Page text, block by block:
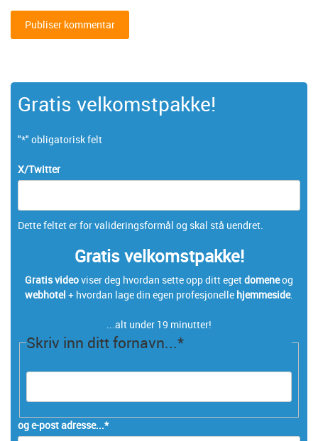
Gratis velkomstpakke!
"*" obligatorisk felt
X/Twitter
Dette feltet er for valideringsformål og skal stå uendret.
Gratis velkomstpakke!
Gratis videoviser deg hvordan sette opp ditt egetdomeneog
webhotel + hvordan lage din egen profesjonelle hjemmeside.
...alt under 19 minutter!
Skriv inn ditt fornavn...*
og e-post adresse...*